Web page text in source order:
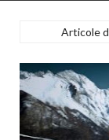
Articole